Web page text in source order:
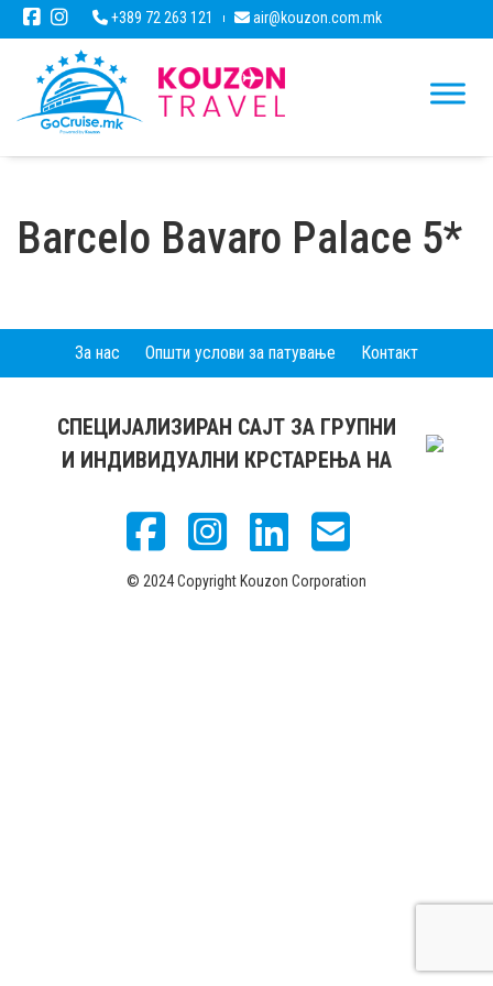
+389 72 263 121 air@kouzon.com.mk
Barcelo Bavaro Palace 5*
За нас Општи услови за патување Контакт
СПЕЦИЈАЛИЗИРАН САЈТ ЗА ГРУПНИ
И ИНДИВИДУАЛНИ КРСТАРЕЊА НА
© 2024 Copyright Kouzon Corporation